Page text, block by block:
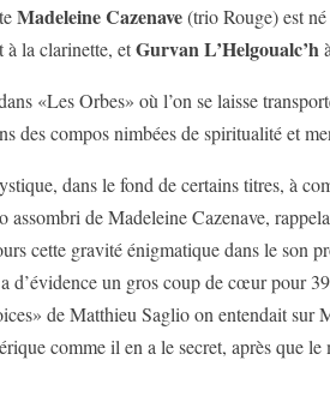
Madeleine Cazenave(trio Rouge) est
à la clarinette, etGurvan L’Helgoualc’h
«Les Orbes» où l’on se laisse
des compos nimbées de spiritualité et
dans le fond de certains titres, à
de Madeleine Cazenave,
cette gravité énigmatique dans le son
d’évidence un gros coup de cœur pour
de Matthieu Saglio on entendait
comme il en a le secret, après que